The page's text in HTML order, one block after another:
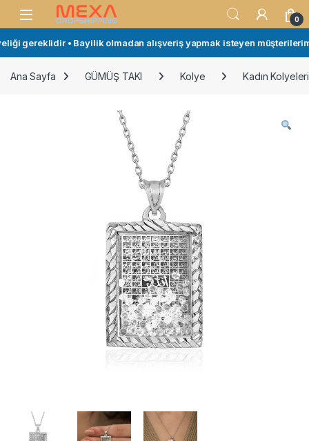
Skip to navigation
Skip to content
Open 0
gereklidir • Bayilik olmadan alışveriş yapmak isteyen
Ana Sayfa GÜMÜŞ TAKI Kolye Kadın Kolyeleri